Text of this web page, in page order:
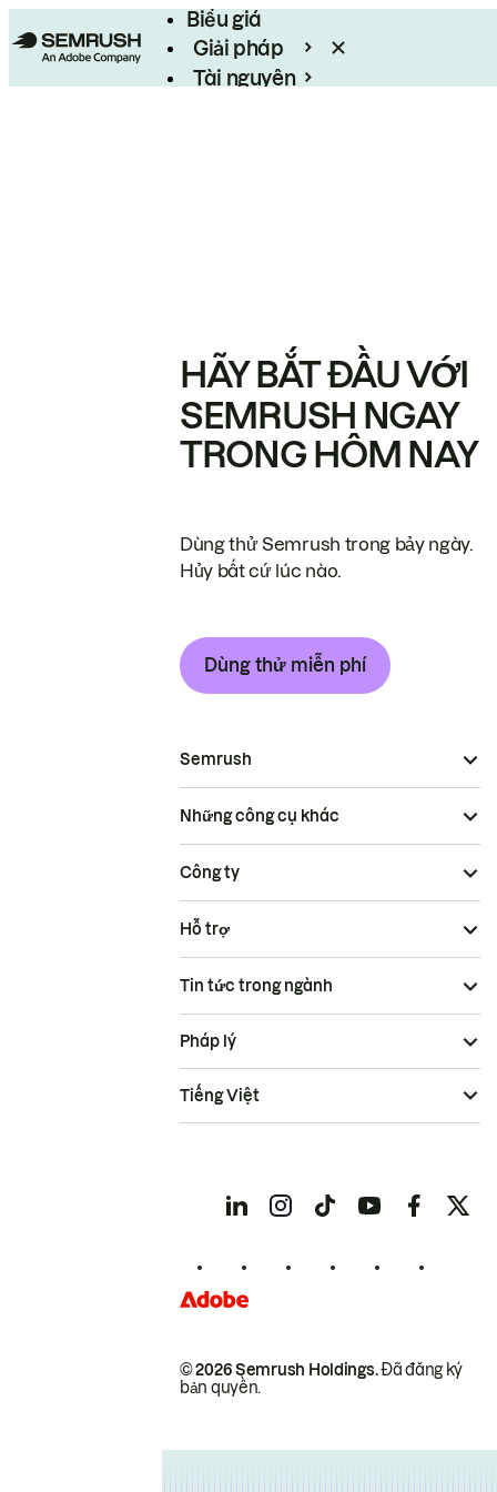
Biểu giá
Giải pháp
Tài nguyên
HÃY BẮT ĐẦU VỚI
SEMRUSH NGAY
TRONG HÔM NAY
Dùng thử Semrush trong bảy ngày.
Hủy bất cứ lúc nào.
Dùng thử miễn phí
Semrush
Những công cụ khác
Công ty
Hỗ trợ
Tin tức trong ngành
© 2026 Semrush Holdings.Đã đăng ký
bản quyền.
Pháp lý
Tiếng Việt